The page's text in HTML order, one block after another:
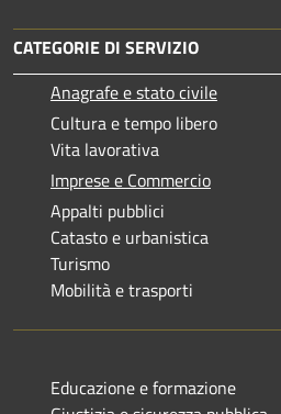
CATEGORIE DI SERVIZIO
Anagrafe e stato civile
Cultura e tempo libero
Vita lavorativa
Imprese e Commercio
Appalti pubblici
Catasto e urbanistica
Turismo
Mobilità e trasporti
Educazione e formazione